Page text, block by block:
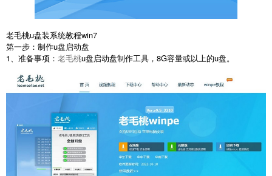
老毛桃u盘装系统教程win7
第一步：制作u盘启动盘
1、准备事项： 老毛桃u盘启动盘制作工具，8G容量或以上的u盘。